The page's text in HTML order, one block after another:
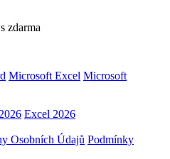
zdarma
Microsoft Excel Microsoft
Excel 2026
Osobních Údajů Podmínky